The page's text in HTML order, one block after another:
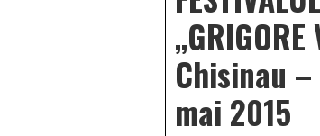
Chisinau
mai 2015